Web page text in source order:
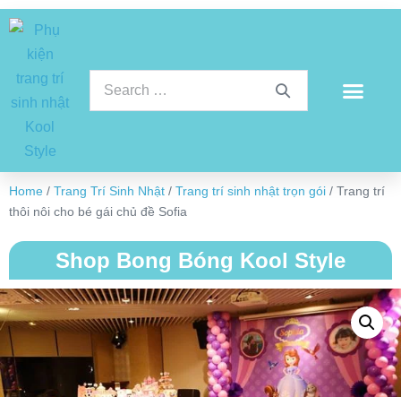
Home / Trang Trí Sinh Nhật / Trang trí sinh nhật trọn gói / Trang trí
thôi nôi cho bé gái chủ đề Sofia
Shop Bong Bóng Kool Style